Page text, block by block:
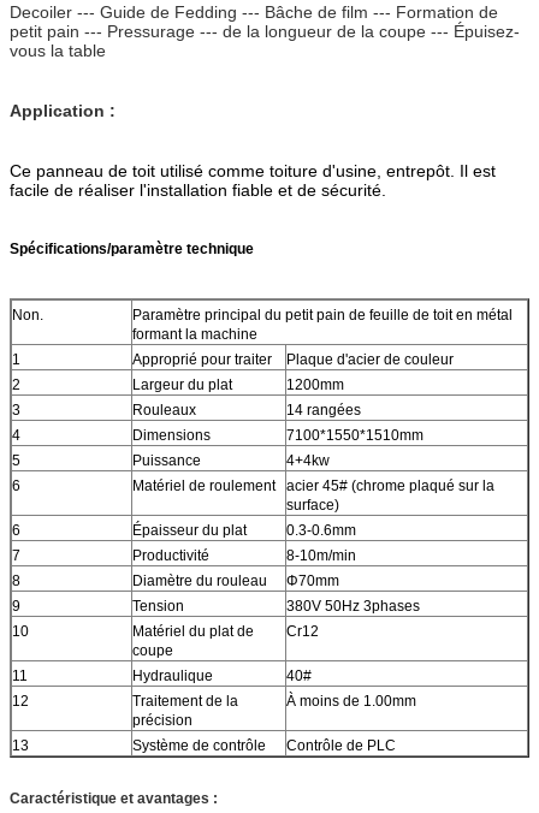
Decoiler --- Guide de Fedding --- Bâche de film --- Formation de
petit pain --- Pressurage --- de la longueur de la coupe --- Épuisez-
vous la table
Application :
Ce panneau de toit utilisé comme toiture d'usine, entrepôt. Il est
facile de réaliser l'installation fiable et de sécurité.
Spécifications/paramètre technique
Non.
Paramètre principal du petit pain de feuille de toit en métal
formant la machine
1
Approprié pour traiter
Plaque d'acier de couleur
2
Largeur du plat
1200mm
3
Rouleaux
14 rangées
4
Dimensions
7100*1550*1510mm
5
Puissance
4+4kw
6
Matériel de roulement
acier 45# (chrome plaqué sur la
surface)
6
Épaisseur du plat
0.3-0.6mm
7
Productivité
8-10m/min
8
Diamètre du rouleau
Φ70mm
9
Tension
380V 50Hz 3phases
10
Matériel du plat de
coupe
Cr12
11 Hydraulique
40#
12
Traitement de la
précision
À moins de 1.00mm
13 Système de contrôle Contrôle de PLC
Caractéristique et avantages :